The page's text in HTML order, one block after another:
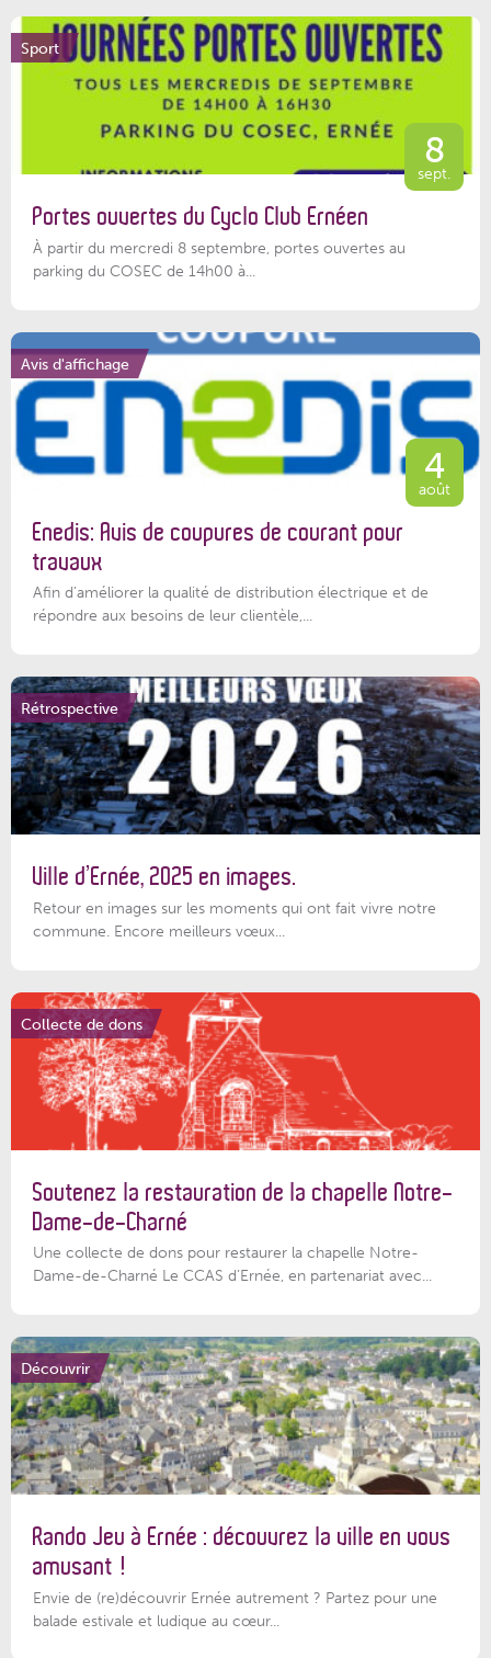
Sport
8
sept.
Portes ouvertes du Cyclo Club Ernéen
À partir du mercredi 8 septembre, portes ouvertes au
parking du COSEC de 14h00 à...
Avis d'affichage
4
août
Enedis: Avis de coupures de courant pour
travaux
Afin d’améliorer la qualité de distribution électrique et de
répondre aux besoins de leur clientèle,...
Rétrospective
Ville d’Ernée, 2025 en images.
Retour en images sur les moments qui ont fait vivre notre
commune. Encore meilleurs vœux...
Collecte de dons
Soutenez la restauration de la chapelle Notre-
Dame-de-Charné
Une collecte de dons pour restaurer la chapelle Notre-
Dame-de-Charné Le CCAS d’Ernée, en partenariat avec...
Découvrir
Rando Jeu à Ernée : découvrez la ville en vous
amusant !
Envie de (re)découvrir Ernée autrement ? Partez pour une
balade estivale et ludique au cœur...